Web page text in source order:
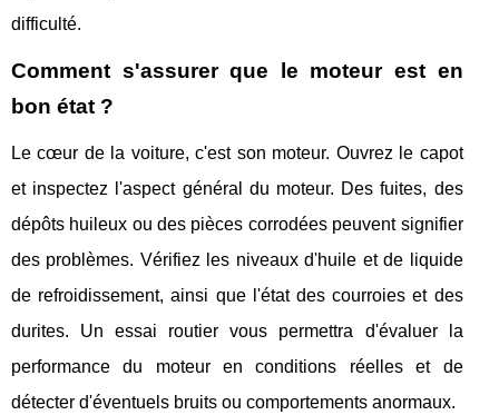
difficulté.
Comment s'assurer que le moteur est en
bon état ?
Le cœur de la voiture, c'est son moteur. Ouvrez le capot
et inspectez l'aspect général du moteur. Des fuites, des
dépôts huileux ou des pièces corrodées peuvent signifier
des problèmes. Vérifiez les niveaux d'huile et de liquide
de refroidissement, ainsi que l'état des courroies et des
durites. Un essai routier vous permettra d'évaluer la
performance du moteur en conditions réelles et de
détecter d'éventuels bruits ou comportements anormaux.